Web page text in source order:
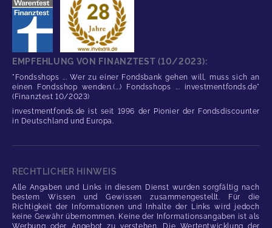
EMPFEHLUNG VON FINANZTEST (10/2023):
"Fondsshops ... Wer zu einer Fondsbank gehen will, muss sich an
einen Fondsshop wenden.(...) Fondsshops ... investmentfonds.de"
(Finanztest 10/2023)
investmentfonds.de ist seit 1996 der Pionier der Fondsdiscounter
in Deutschland und Europa.
RECHTLICHER HINWEIS
Alle Angaben und Links in diesem Dienst wurden sorgfältig nach
bestem Wissen und Gewissen zusammengestellt. Für die
Richtigkeit der Informationen und Inhalte der Links wird jedoch
keine Gewähr übernommen. Keine der Informationsangaben ist als